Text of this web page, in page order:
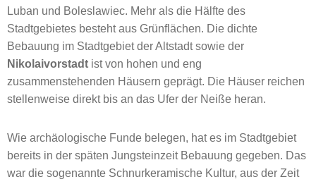
Luban und Boleslawiec. Mehr als die Hälfte des
Stadtgebietes besteht aus Grünflächen. Die dichte
Bebauung im Stadtgebiet der Altstadt sowie der
Nikolaivorstadt ist von hohen und eng
zusammenstehenden Häusern geprägt. Die Häuser reichen
stellenweise direkt bis an das Ufer der Neiße heran.
Wie archäologische Funde belegen, hat es im Stadtgebiet
bereits in der späten Jungsteinzeit Bebauung gegeben. Das
war die sogenannte Schnurkeramische Kultur, aus der Zeit